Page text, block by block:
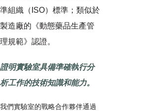
準組織（ISO）標準；類似於
製造廠的《動態藥品生產管
理規範》認證。
證明實驗室具備準確執行分
析工作的技術知識和能力。
我們實驗室的戰略合作夥伴通過